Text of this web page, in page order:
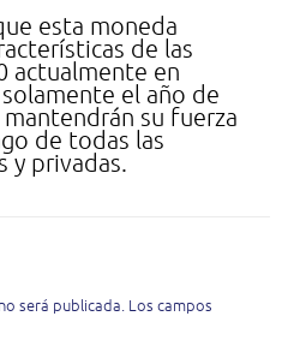
esta moneda
de las
actualmente en
el año de
mantendrán su fuerza
de todas las
y privadas.
será publicada. Los campos